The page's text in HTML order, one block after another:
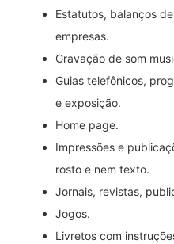
Estatutos, balanços
empresas.
Gravação de som
Guias telefônicos,
e exposição.
Home page.
Impressões e
rosto e nem texto.
Jornais, revistas,
Jogos.
Livretos com